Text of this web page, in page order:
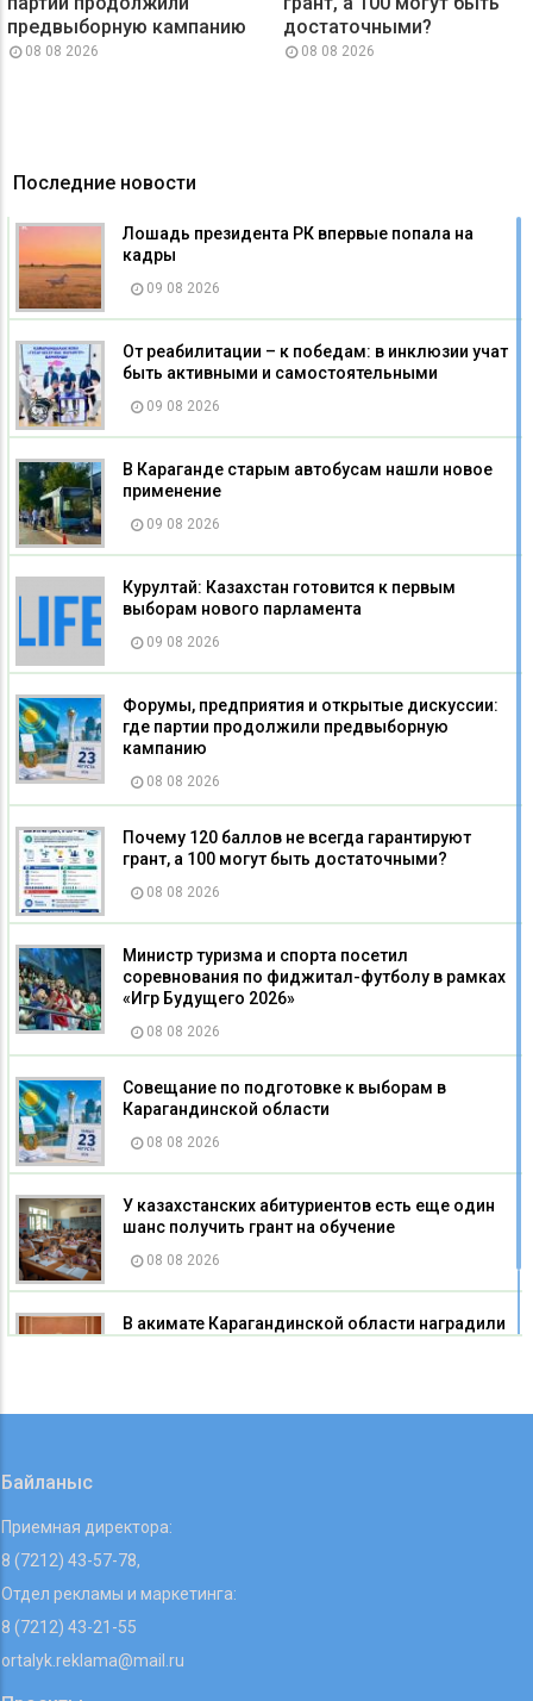
предвыборную кампанию
08 08 2026
достаточными?
08 08 2026
Последние новости
Лошадь президента РК впервые попала на
кадры
09 08 2026
От реабилитации – к победам: в инклюзии учат
быть активными и самостоятельными
09 08 2026
В Караганде старым автобусам нашли новое
применение
09 08 2026
Курултай: Казахстан готовится к первым
выборам нового парламента
09 08 2026
Форумы, предприятия и открытые дискуссии:
где партии продолжили предвыборную
кампанию
08 08 2026
Почему 120 баллов не всегда гарантируют
грант, а 100 могут быть достаточными?
08 08 2026
Министр туризма и спорта посетил
соревнования по фиджитал-футболу в рамках
«Игр Будущего 2026»
08 08 2026
Совещание по подготовке к выборам в
Карагандинской области
08 08 2026
У казахстанских абитуриентов есть еще один
шанс получить грант на обучение
08 08 2026
В акимате Карагандинской области наградили
Байланыс
Приемная директора:
8 (7212) 43-57-78,
Отдел рекламы и маркетинга:
8 (7212) 43-21-55
ortalyk.reklama@mail.ru